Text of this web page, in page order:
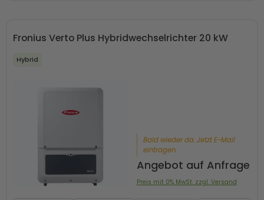
Fronius Verto Plus Hybridwechselrichter 20 kW
Hybrid
Bald wieder da. Jetzt E-Mail
eintragen.
Angebot auf Anfrage
Preis mit 0% MwSt. zzgl. Versand